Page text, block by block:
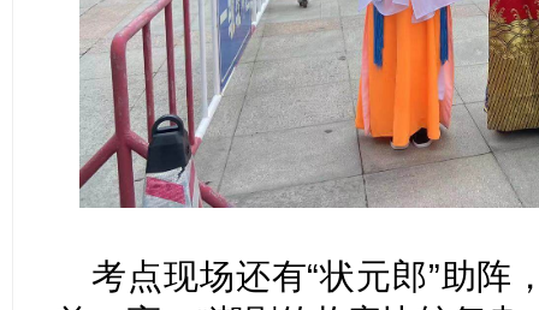
考点现场还有“状元郎”助阵